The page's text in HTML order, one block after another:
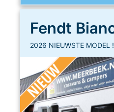
2026 NIEUWSTE MODEL !